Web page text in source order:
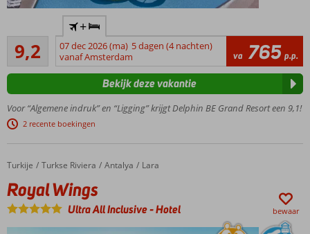
hotel
direct
aan
strand
Ideaal
familiehotel;
pret voor
gezin
Aquapark
én een
lunapark
9,2
Uitstekend
166
beoordelingen
+
07 dec 2026 (ma) 5 dagen (4 nachten)
vanaf Amsterdam
va 765 p.p.
Voor “Algemene indruk” en “Ligging” krijgt Delphin BE Grand Resort een 9,1!
2 recente boekingen
Bekijk deze vakantie
Home
Turkije Turkse Riviera Antalya Lara
Royal Wings
Royal Wings
Ultra All Inclusive-Hotel bewaar